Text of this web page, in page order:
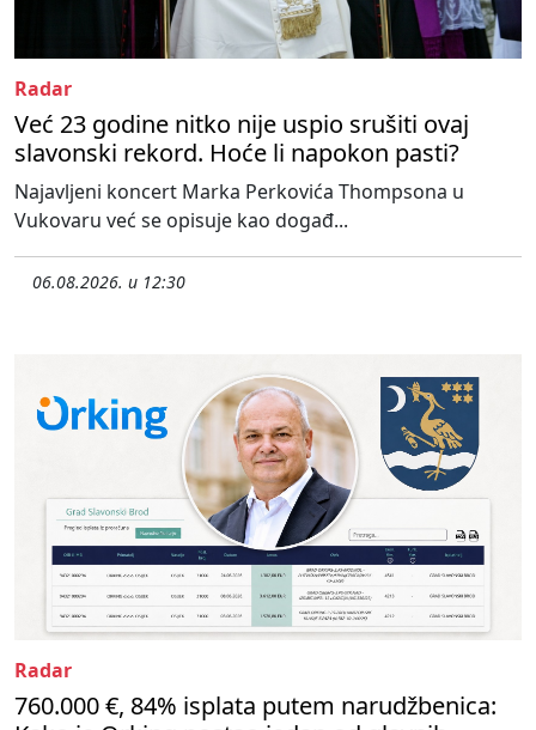
Radar
Već 23 godine nitko nije uspio srušiti ovaj
slavonski rekord. Hoće li napokon pasti?
Najavljeni koncert Marka Perkovića Thompsona u
Vukovaru već se opisuje kao događ...
06.08.2026. u 12:30
Radar
760.000 €, 84% isplata putem narudžbenica: